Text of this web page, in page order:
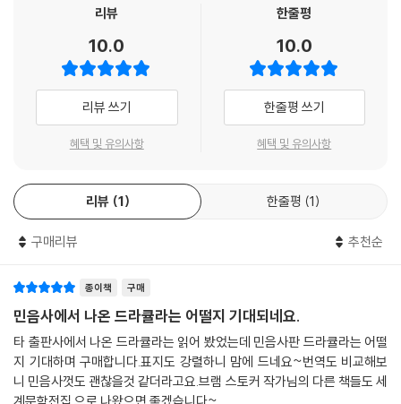
로 오늘도 거듭 읽히고 있다.
뱀파이어 전승을 집대성한 작가 브램 스토커
아일랜드 더블린 출신의 브램 스토커는 어린 시절 원인 모를 병으로 일곱
살까지 걷지 못했지만 이후 건강을 완전히 회복해 더블린 트리니티 칼리지
의 배우 헨리 어빙과 인연을 맺었다. 그는 1878년 런던으로 이주해 리시움
극장의 지배인으로 20년 이상 일하면서 상류층과 예술가들을 폭넓게 접하
는 한편, 작가로서 꾸준히 글을 썼다. 특히 동유럽 흡혈귀 전설에 깊이 매료
되어 헝가리 민속학자 밤베리 교수와 교류하고, 대영박물관 도서관에서 방
7년에 걸친 연구 끝에 『드라큘라』를 완성했다. 15세기 왈라키아 공국의 군
주이자 잔혹한 처형으로 악명 높았던 역사적 실존 인물 블라드 3세?스스
로를 ‘용의 아들’, 드라큘라라 칭했던?와 동유럽 흡혈귀 전설을 결합해, 스
토커는 이후 모든 뱀파이어 신화의 원형이 될 인물을 창조했다.
리뷰
10.0
리뷰 쓰기
혜택 및 유의사항
한줄평
10.0
한줄평 쓰기
혜택 및 유의사항
리뷰 1 한줄평 1
구매리뷰 추천순
종이책 구매
민음사에서 나온 드라큘라는 어떨지 기대되네요.
타 출판사에서 나온 드라큘라는 읽어 봤었는데 민음사판 드라큘라는 어떨
지 기대하며 구매합니다.표지도 강렬하니 맘에 드네요~번역도 비교해보
니 민음사껏도 괜찮을것 같더라고요.브램 스토커 작가님의 다른 책들도 세